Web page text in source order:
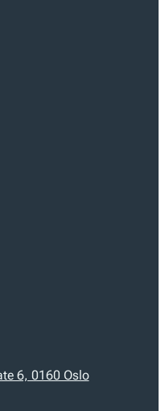
6, 0160 Oslo